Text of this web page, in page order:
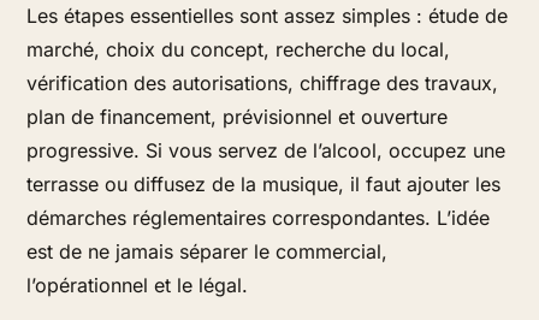
Les étapes essentielles sont assez simples : étude de
marché, choix du concept, recherche du local,
vérification des autorisations, chiffrage des travaux,
plan de financement, prévisionnel et ouverture
progressive. Si vous servez de l’alcool, occupez une
terrasse ou diffusez de la musique, il faut ajouter les
démarches réglementaires correspondantes. L’idée
est de ne jamais séparer le commercial,
l’opérationnel et le légal.